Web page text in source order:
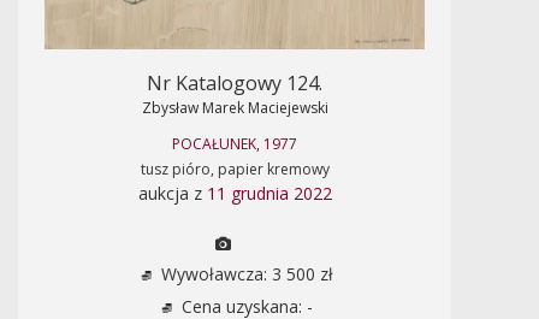
Nr Katalogowy 124.
Zbysław Marek Maciejewski
POCAŁUNEK, 1977
tusz pióro, papier kremowy
aukcja z 11 grudnia 2022
Wywoławcza: 3 500 zł
Cena uzyskana: -